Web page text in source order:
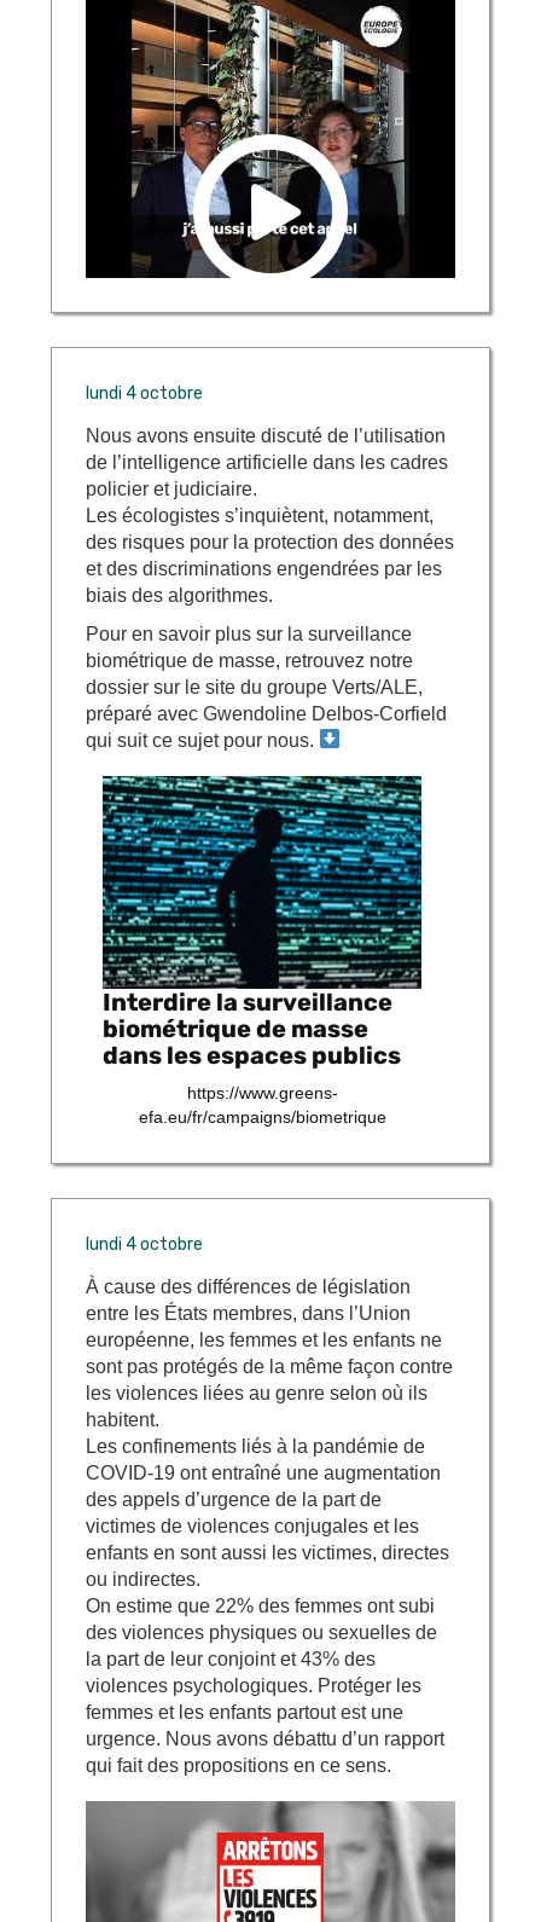
lundi 4 octobre
Nous avons ensuite discuté de l’utilisation
de l’intelligence artificielle dans les cadres
policier et judiciaire.
Les écologistes s’inquiètent, notamment,
des risques pour la protection des données
et des discriminations engendrées par les
biais des algorithmes.
Pour en savoir plus sur la surveillance
biométrique de masse, retrouvez notre
dossier sur le site du groupe Verts/ALE,
préparé avec Gwendoline Delbos-Corfield
qui suit ce sujet pour nous.
Interdire la surveillance
biométrique de masse
dans les espaces publics
https://www.greens-
efa.eu/fr/campaigns/biometrique
lundi 4 octobre
À cause des différences de législation
entre les États membres, dans l’Union
européenne, les femmes et les enfants ne
sont pas protégés de la même façon contre
les violences liées au genre selon où ils
habitent.
Les confinements liés à la pandémie de
COVID-19 ont entraîné une augmentation
des appels d’urgence de la part de
victimes de violences conjugales et les
enfants en sont aussi les victimes, directes
ou indirectes.
On estime que 22% des femmes ont subi
des violences physiques ou sexuelles de
la part de leur conjoint et 43% des
violences psychologiques. Protéger les
femmes et les enfants partout est une
urgence. Nous avons débattu d’un rapport
qui fait des propositions en ce sens.